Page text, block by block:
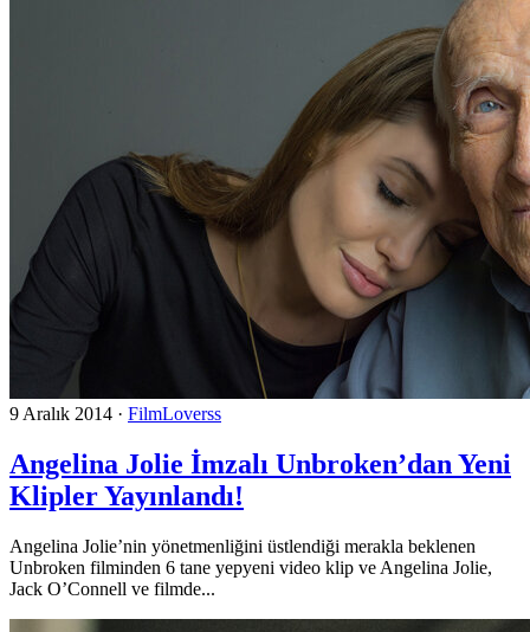
9 Aralık 2014 · FilmLoverss
Angelina Jolie İmzalı Unbroken’dan Yeni
Klipler Yayınlandı!
Angelina Jolie’nin yönetmenliğini üstlendiği merakla beklenen
Unbroken filminden 6 tane yepyeni video klip ve Angelina Jolie,
Jack O’Connell ve filmde...